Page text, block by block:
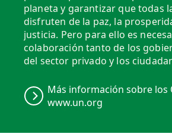
planeta y garantizar que todas
disfruten de la paz, la
justicia. Pero para ello es
colaboración tanto de los
del sector privado y los
Más información sobre los
www.un.org